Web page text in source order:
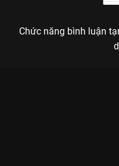
Chức năng bình luận